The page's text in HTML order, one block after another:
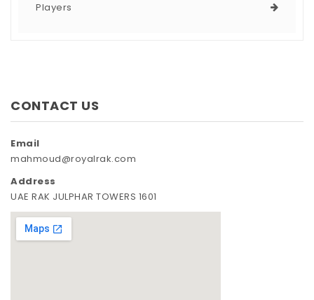
Players
CONTACT US
Email
mahmoud@royalrak.com
Address
UAE RAK JULPHAR TOWERS 1601